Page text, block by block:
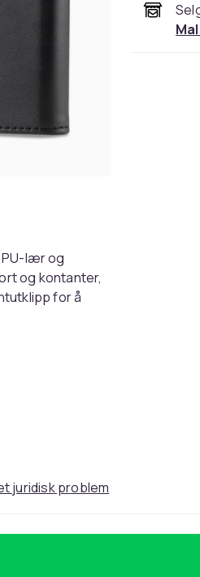
PU-lær og
og kontanter,
for å
c68397f64092
juridisk problem